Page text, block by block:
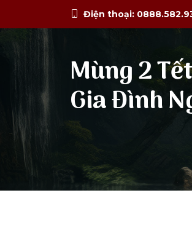
Điện thoại:
Mùng 2
Gia Đình